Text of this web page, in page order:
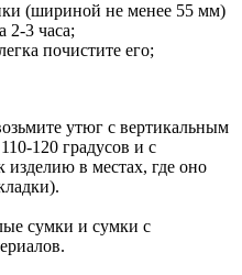
(шириной не менее 55 мм)
2-3 часа;
почистите его;
утюг с вертикальным
120 градусов и с
изделию в местах, где оно
сумки и сумки с